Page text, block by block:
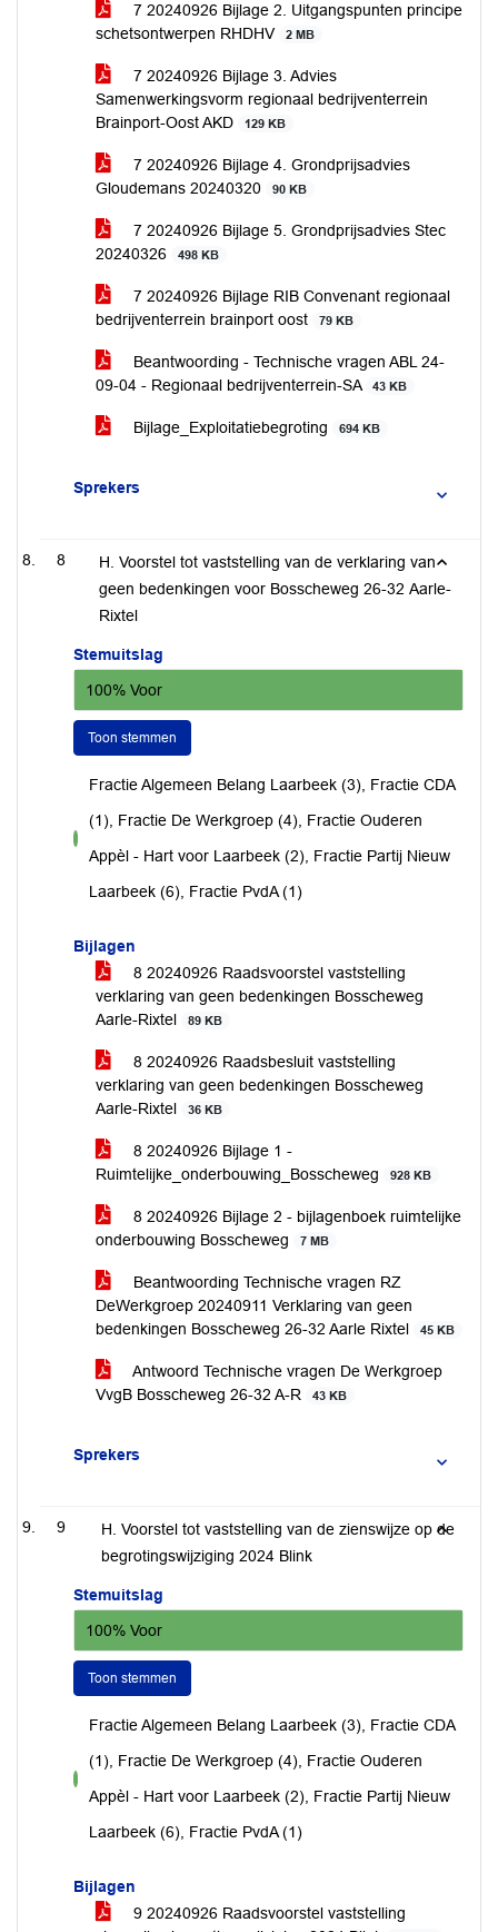
7 20240926 Bijlage 2. Uitgangspunten principe
schetsontwerpen RHDHV
2 MB
7 20240926 Bijlage 3. Advies
Samenwerkingsvorm regionaal bedrijventerrein
Brainport-Oost AKD
129 KB
7 20240926 Bijlage 4. Grondprijsadvies
Gloudemans 20240320
90 KB
7 20240926 Bijlage 5. Grondprijsadvies Stec
20240326
498 KB
7 20240926 Bijlage RIB Convenant regionaal
bedrijventerrein brainport oost
79 KB
Beantwoording - Technische vragen ABL 24-
09-04 - Regionaal bedrijventerrein-SA
43 KB
Bijlage_Exploitatiebegroting 694 KB
Sprekers
8
H. Voorstel tot vaststelling van de verklaring van
geen bedenkingen voor Bosscheweg 26-32 Aarle-
Rixtel
Stemuitslag
100% Voor
Toon stemmen
voor
Fractie Algemeen Belang Laarbeek (3), Fractie CDA
(1), Fractie De Werkgroep (4), Fractie Ouderen
Appèl - Hart voor Laarbeek (2), Fractie Partij Nieuw
Laarbeek (6), Fractie PvdA (1)
Bijlagen
8 20240926 Raadsvoorstel vaststelling
verklaring van geen bedenkingen Bosscheweg
Aarle-Rixtel
89 KB
8 20240926 Raadsbesluit vaststelling
verklaring van geen bedenkingen Bosscheweg
Aarle-Rixtel
36 KB
8 20240926 Bijlage 1 -
Ruimtelijke_onderbouwing_Bosscheweg
928 KB
8 20240926 Bijlage 2 - bijlagenboek ruimtelijke
onderbouwing Bosscheweg
7 MB
Beantwoording Technische vragen RZ
DeWerkgroep 20240911 Verklaring van geen
bedenkingen Bosscheweg 26-32 Aarle Rixtel
45 KB
Antwoord Technische vragen De Werkgroep
VvgB Bosscheweg 26-32 A-R
43 KB
Sprekers
9
H. Voorstel tot vaststelling van de zienswijze op de
begrotingswijziging 2024 Blink
Stemuitslag
100% Voor
Toon stemmen
voor
Fractie Algemeen Belang Laarbeek (3), Fractie CDA
(1), Fractie De Werkgroep (4), Fractie Ouderen
Appèl - Hart voor Laarbeek (2), Fractie Partij Nieuw
Laarbeek (6), Fractie PvdA (1)
Bijlagen
9 20240926 Raadsvoorstel vaststelling